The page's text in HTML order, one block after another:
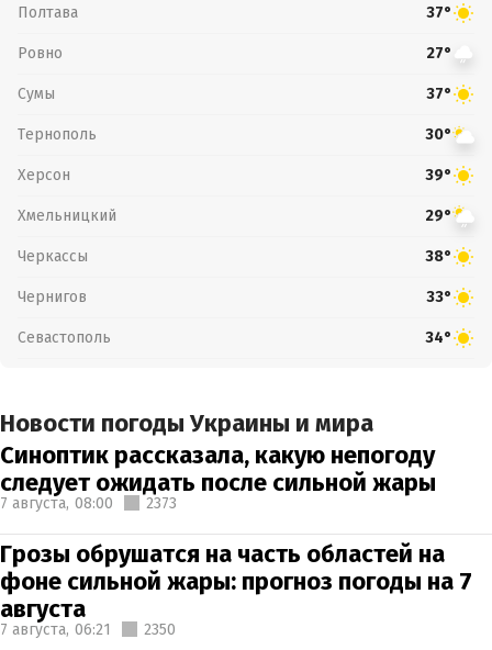
Полтава 37°
Ровно 27°
Сумы 37°
Тернополь 30°
Херсон 39°
Хмельницкий 29°
Черкассы 38°
Чернигов 33°
Севастополь 34°
Новости погоды Украины и мира
Синоптик рассказала, какую непогоду
следует ожидать после сильной жары
7 августа, 08:00 2373
Грозы обрушатся на часть областей на
фоне сильной жары: прогноз погоды на 7
августа
7 августа, 06:21 2350